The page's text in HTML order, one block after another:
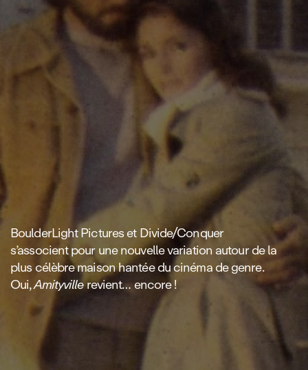
BoulderLight Pictures et Divide/Conquer
s’associent pour une nouvelle variation autour de la
plus célèbre maison hantée du cinéma de genre.
Oui,Amityvillerevient… encore !